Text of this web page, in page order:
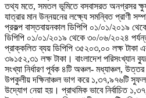
তথ্য মতে, সমতল ভূমিতে বসবাসরত অনগ্রসর
যাত্রার মান উন্নয়নের লক্ষ্যে সমন্বিত প্রাণী
প্রকল্প বাস্তবায়নকাল ডিপিপি ০১/০১/২০১৯
ডিপিপি ০১/০১/২০১৯ থেকে ৩০/০৬/২০২৪ পর্যন্ত
প্রাক্কলিত ব্যয় ডিপিপি ৩৫২০৩,০০ লক্ষ টাকা
৩৯১৫২,৩১ লক্ষ টাকা। বাংলাদেশ পরিসংখ্যান
সংখ্যা নির্ধারণ পূর্বক ৪টি অঞ্চল- মধ্যাঞ্চল,
উপকুলীয় দক্ষিনাঞ্চল ভাগ করে ১,৩৭,৯৭৬টি
উদ্যোগ নেয়া হয়। প্রাথমিক ভাবে নির্বাচিত